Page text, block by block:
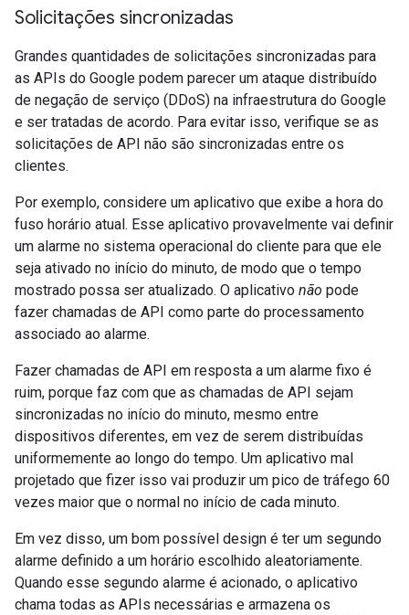
Solicitações sincronizadas
Grandes quantidades de solicitações sincronizadas para
as APIs do Google podem parecer um ataque distribuído
de negação de serviço (DDoS) na infraestrutura do Google
e ser tratadas de acordo. Para evitar isso, verifique se as
solicitações de API não são sincronizadas entre os
clientes.
Por exemplo, considere um aplicativo que exibe a hora do
fuso horário atual. Esse aplicativo provavelmente vai definir
um alarme no sistema operacional do cliente para que ele
seja ativado no início do minuto, de modo que o tempo
mostrado possa ser atualizado. O aplicativo não pode
fazer chamadas de API como parte do processamento
associado ao alarme.
Fazer chamadas de API em resposta a um alarme fixo é
ruim, porque faz com que as chamadas de API sejam
sincronizadas no início do minuto, mesmo entre
dispositivos diferentes, em vez de serem distribuídas
uniformemente ao longo do tempo. Um aplicativo mal
projetado que fizer isso vai produzir um pico de tráfego 60
vezes maior que o normal no início de cada minuto.
Em vez disso, um bom possível design é ter um segundo
alarme definido a um horário escolhido aleatoriamente.
Quando esse segundo alarme é acionado, o aplicativo
chama todas as APIs necessárias e armazena os